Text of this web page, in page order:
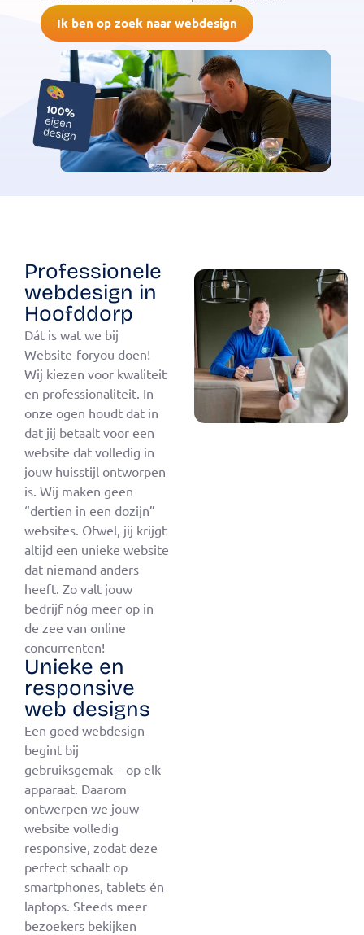
Ik ben op zoek naar webdesign
Professionele
webdesign in
Hoofddorp
Dát is wat we bij
Website-foryou doen!
Wij kiezen voor kwaliteit
en professionaliteit. In
onze ogen houdt dat in
dat jij betaalt voor een
website dat volledig in
jouw huisstijl ontworpen
is. Wij maken geen
“dertien in een dozijn”
websites. Ofwel, jij krijgt
altijd een unieke website
dat niemand anders
heeft. Zo valt jouw
bedrijf nóg meer op in
de zee van online
concurrenten!
Unieke en
responsive
web designs
Een goed webdesign
begint bij
gebruiksgemak – op elk
apparaat. Daarom
ontwerpen we jouw
website volledig
responsive, zodat deze
perfect schaalt op
smartphones, tablets én
laptops. Steeds meer
bezoekers bekijken